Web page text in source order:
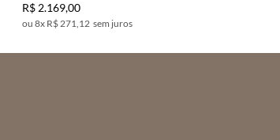
R$ 2.169,00
8x R$ 271,12 sem juros